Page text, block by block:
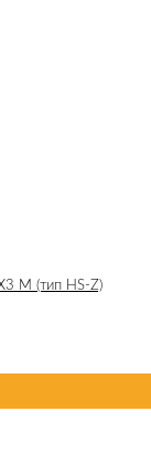
М (тип HS-Z)